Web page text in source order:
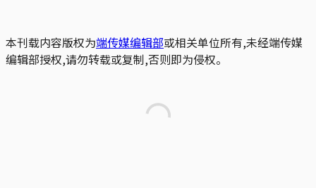
本刊载内容版权为端传媒编辑部或相关单位所有,未经端传媒
编辑部授权,请勿转载或复制,否则即为侵权。